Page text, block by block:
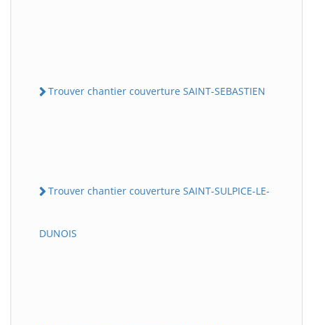
Trouver chantier couverture SAINT-SEBASTIEN
Trouver chantier couverture SAINT-SULPICE-LE-
DUNOIS